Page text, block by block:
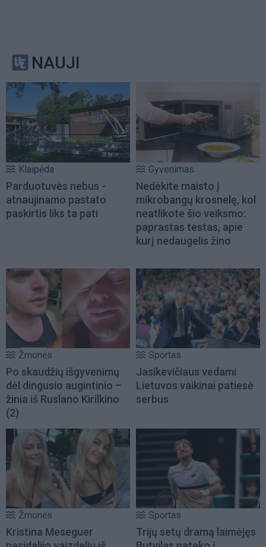
NAUJI
Klaipėda
Parduotuvės nebus -
atnaujinamo pastato
paskirtis liks ta pati
Gyvenimas
Nedėkite maisto į
mikrobangų krosnelę, kol
neatlikote šio veiksmo:
paprastas testas, apie
kurį nedaugelis žino
Žmonės
Po skaudžių išgyvenimų
dėl dingusio augintinio –
žinia iš Ruslano Kirilkino
(2)
Sportas
Jasikevičiaus vedami
Lietuvos vaikinai patiesė
serbus
Žmonės
Kristina Meseguer
Sportas
Trijų setų dramą laimėjęs